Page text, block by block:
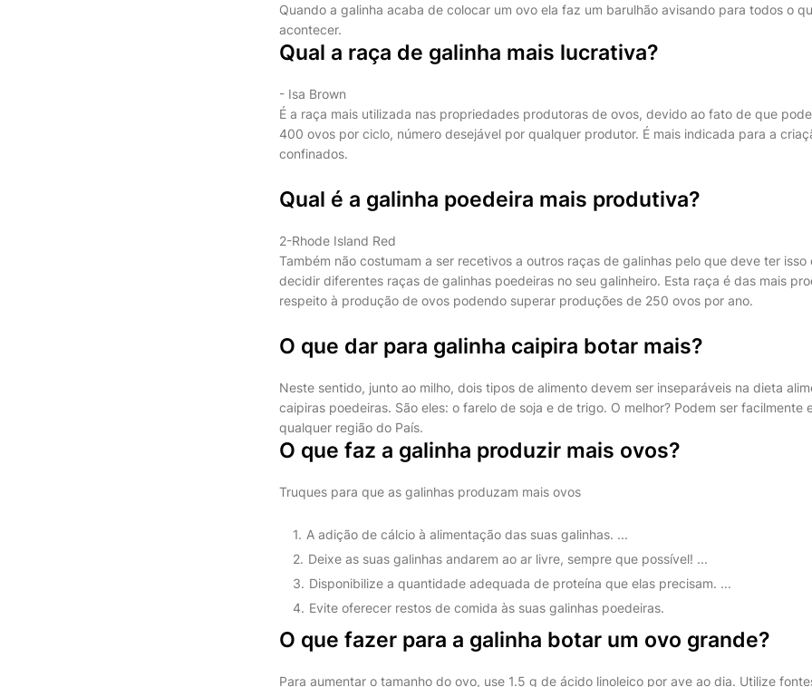
Quando a galinha acaba de colocar um ovo ela faz um barulhão avisando para todos o
acontecer.
Qual a raça de galinha mais lucrativa?
- Isa Brown
É a raça mais utilizada nas propriedades produtoras de ovos, devido ao fato de que
400 ovos por ciclo, número desejável por qualquer produtor. É mais indicada para a
confinados.
Qual é a galinha poedeira mais produtiva?
2-Rhode Island Red
Também não costumam a ser recetivos a outros raças de galinhas pelo que deve ter isso
decidir diferentes raças de galinhas poedeiras no seu galinheiro. Esta raça é das mais
respeito à produção de ovos podendo superar produções de 250 ovos por ano.
O que dar para galinha caipira botar mais?
Neste sentido, junto ao milho, dois tipos de alimento devem ser inseparáveis na dieta
caipiras poedeiras. São eles: o farelo de soja e de trigo. O melhor? Podem ser facilmente
qualquer região do País.
O que faz a galinha produzir mais ovos?
Truques para que as galinhas produzam mais ovos
A adição de cálcio à alimentação das suas galinhas. ...
Deixe as suas galinhas andarem ao ar livre, sempre que possível! ...
Disponibilize a quantidade adequada de proteína que elas precisam. ...
Evite oferecer restos de comida às suas galinhas poedeiras.
O que fazer para a galinha botar um ovo grande?
Para aumentar o tamanho do ovo, use 1.5 g de ácido linoleico por ave ao dia. Utilize